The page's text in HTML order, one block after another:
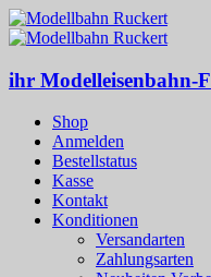
ihr Modelleisenbahn-
Shop
Anmelden
Bestellstatus
Kasse
Kontakt
Konditionen
Versandarten
Zahlungsarten